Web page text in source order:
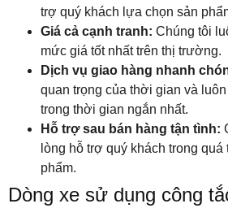
trợ quý khách lựa chọn sản
Giá cả cạnh tranh: Chúng tôi
mức giá tốt nhất trên thị trường.
Dịch vụ giao hàng nhanh
quan trọng của thời gian và
trong thời gian ngắn nhất.
Hỗ trợ sau bán hàng tận tình:
lòng hỗ trợ quý khách trong
phẩm.
Dòng xe sử dụng công